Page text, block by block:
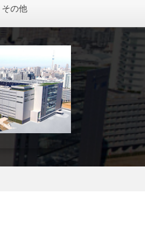
その他